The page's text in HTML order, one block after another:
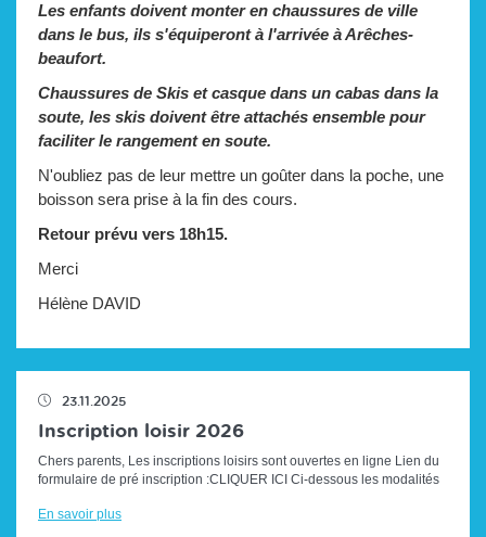
Les enfants doivent monter en chaussures de ville
dans le bus, ils s'équiperont à l'arrivée à Arêches-
beaufort.
Chaussures de Skis et casque dans un cabas dans la
soute, les skis doivent être attachés ensemble pour
faciliter le rangement en soute.
N'oubliez pas de leur mettre un goûter dans la poche, une
boisson sera prise à la fin des cours.
Retour prévu vers 18h15.
Merci
Hélène DAVID
23.11.2025
Inscription loisir 2026
Chers parents, Les inscriptions loisirs sont ouvertes en ligne Lien du
formulaire de pré inscription :CLIQUER ICI Ci-dessous les modalités
En savoir plus